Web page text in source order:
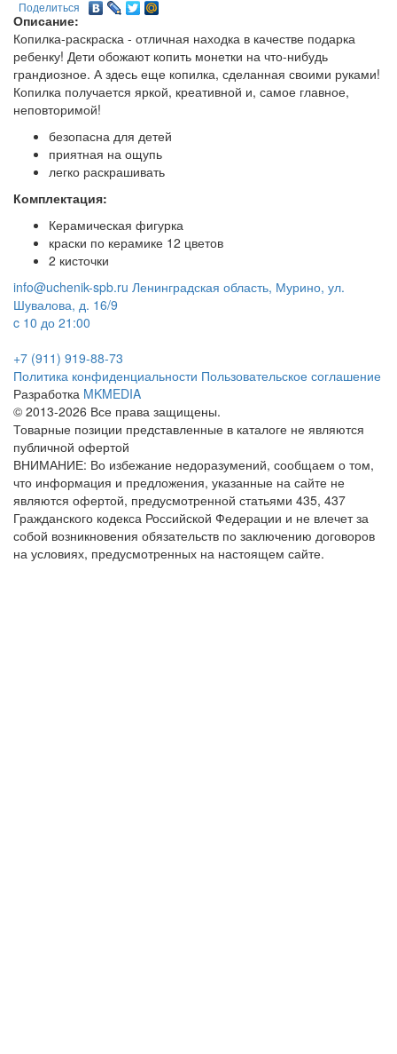
Поделиться
Описание:
Копилка-раскраска - отличная находка в качестве подарка
ребенку! Дети обожают копить монетки на что-нибудь
грандиозное. А здесь еще копилка, сделанная своими руками!
Копилка получается яркой, креативной и, самое главное,
неповторимой!
безопасна для детей
приятная на ощупь
легко раскрашивать
Комплектация:
Керамическая фигурка
краски по керамике 12 цветов
2 кисточки
info@uchenik-spb.ru Ленинградская область, Мурино, ул.
Шувалова, д. 16/9
c 10 до 21:00
+7 (911) 919-88-73
Политика конфиденциальности Пользовательское соглашение
Разработка MKMEDIA
© 2013-2026 Все права защищены.
Товарные позиции представленные в каталоге не являются
публичной офертой
ВНИМАНИЕ: Во избежание недоразумений, сообщаем о том,
что информация и предложения, указанные на сайте не
являются офертой, предусмотренной статьями 435, 437
Гражданского кодекса Российской Федерации и не влечет за
собой возникновения обязательств по заключению договоров
на условиях, предусмотренных на настоящем сайте.